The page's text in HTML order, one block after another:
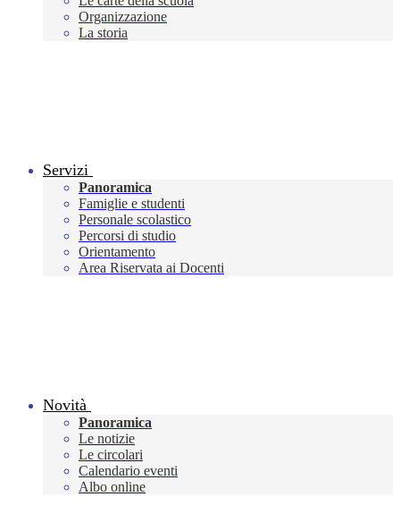
Organizzazione
La storia
Servizi
Panoramica
Famiglie e studenti
Personale scolastico
Percorsi di studio
Orientamento
Area Riservata ai Docenti
Novità
Panoramica
Le notizie
Le circolari
Calendario eventi
Albo online